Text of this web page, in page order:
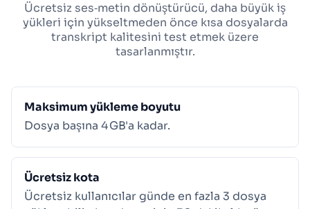
Ücretsiz ses‑metin dönüştürücü, daha büyük iş
yükleri için yükseltmeden önce kısa dosyalarda
transkript kalitesini test etmek üzere
tasarlanmıştır.
Maksimum yükleme boyutu
Dosya başına 4 GB'a kadar.
Ücretsiz kota
Ücretsiz kullanıcılar günde en fazla 3 dosya